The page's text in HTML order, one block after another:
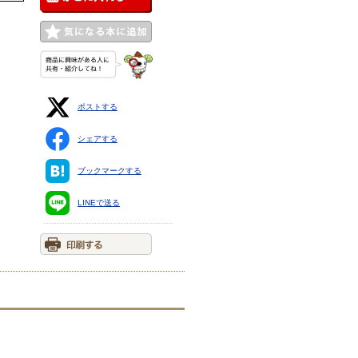
ポストする
シェアする
ブックマークする
LINEで送る